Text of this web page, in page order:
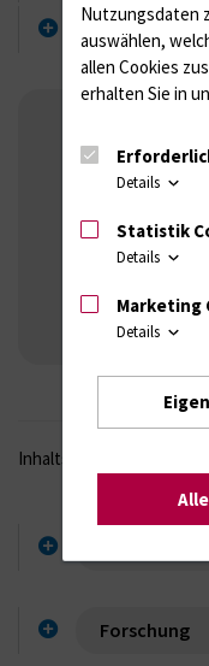
Alumni
Inhaltsverzeichnis
Forschung
Nutzungsdaten
auswählen,
allen Cookies
erhalten Sie in
Details
Statistik
Details
Marketing
Details